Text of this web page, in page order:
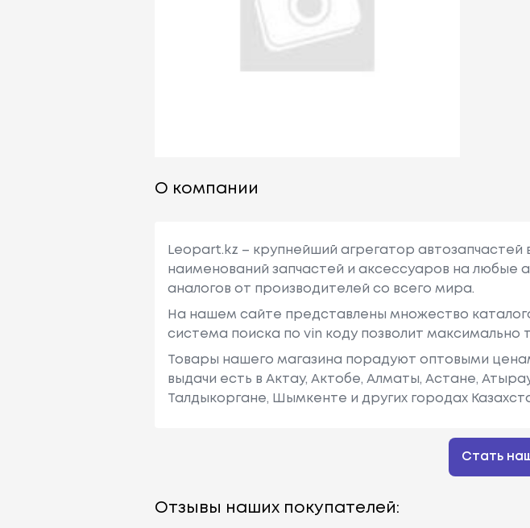
О компании
Leopart.kz – крупнейший агрегатор
наименований запчастей и аксессуаров на любые
аналогов от производителей со всего мира.
На нашем сайте представлены множество
система поиска по vin коду позволит максимально
Товары нашего магазина порадуют оптовыми
выдачи есть в Актау, Актобе, Алматы, Астане,
Талдыкоргане, Шымкенте и других городах
Стать
Отзывы наших покупателей: